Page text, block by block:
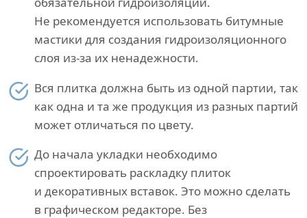
Не рекомендуется использовать битумные
мастики для создания гидроизоляционного
слоя из-за их ненадежности.
Вся плитка должна быть из одной партии, так
как одна и та же продукция из разных партий
может отличаться по цвету.
До начала укладки необходимо
спроектировать раскладку плиток
и декоративных вставок. Это можно сделать
в графическом редакторе. Без